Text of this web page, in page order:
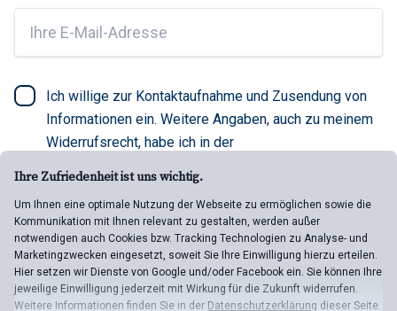
Ich willige zur Kontaktaufnahme und Zusendung von
Informationen ein. Weitere Angaben, auch zu meinem
Widerrufsrecht, habe ich in der
RÜCKRUF VEREINBAREN
Ihre Zufriedenheit ist uns wichtig.
Um Ihnen eine optimale Nutzung der Webseite zu ermöglichen sowie die
Kommunikation mit Ihnen relevant zu gestalten, werden außer
notwendigen auch Cookies bzw. Tracking Technologien zu Analyse- und
Marketingzwecken eingesetzt, soweit Sie Ihre Einwilligung hierzu erteilen.
Hier setzen wir Dienste von Google und/oder Facebook ein. Sie können Ihre
jeweilige Einwilligung jederzeit mit Wirkung für die Zukunft widerrufen.
Weitere Informationen finden Sie in der Datenschutzerklärung dieser Seite.